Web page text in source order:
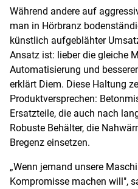
Während andere auf
man in Hörbranz
künstlich aufgeblähter
Ansatz ist: lieber die gleiche
Automatisierung und
erklärt Diem. Diese Haltung
Produktversprechen:
Ersatzteile, die auch nach
Robuste Behälter, die
Bregenz einsetzen.
„Wenn jemand unsere
Kompromisse machen will",